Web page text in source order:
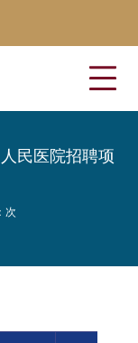
民医院招聘项
次